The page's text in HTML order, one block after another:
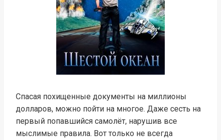
Спасая похищенные документы на миллионы
долларов, можно пойти на многое. Даже сесть на
первый попавшийся самолёт, нарушив все
мыслимые правила. Вот только не всегда